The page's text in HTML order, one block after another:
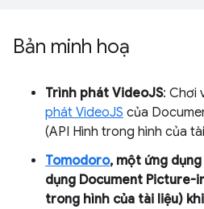
Bản minh hoạ
Trình phát VideoJS: Chơi
phát VideoJS của
(API Hình trong hình của
Tomodoro, một ứng
dụng Document Picture-
trong hình của tài liệu)